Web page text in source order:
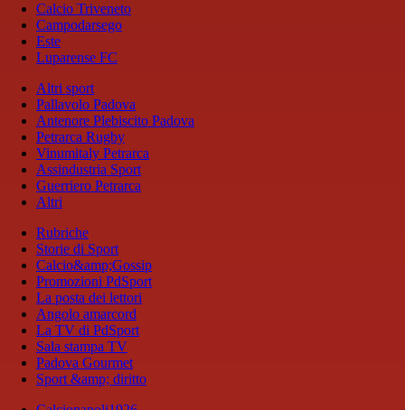
Calcio Triveneto
Campodarsego
Este
Luparense FC
Altri sport
Pallavolo Padova
Antenore Plebiscito Padova
Petrarca Rugby
Vinumitaly Petrarca
Assindustria Sport
Guerriero Petrarca
Altri
Rubriche
Storie di Sport
Calcio&amp;Gossip
Promozioni PdSport
La posta dei lettori
Angolo amarcord
La TV di PdSport
Sala stampa TV
Padova Gourmet
Sport &amp; diritto